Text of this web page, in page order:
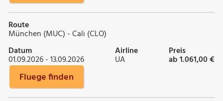
Route
München (MUC) - Cali (CLO)
Datum
01.09.2026 - 13.09.2026
Airline
UA
Preis
ab 1.061,00 €
Fluege finden